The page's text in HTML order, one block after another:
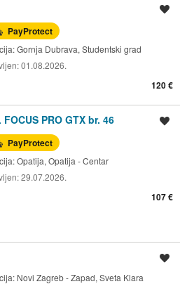
PayProtect
Gornja Dubrava, Studentski grad
01.08.2026.
120 €
PRO GTX br. 46
PayProtect
Opatija, Opatija - Centar
29.07.2026.
107 €
Novi Zagreb - Zapad, Sveta Klara